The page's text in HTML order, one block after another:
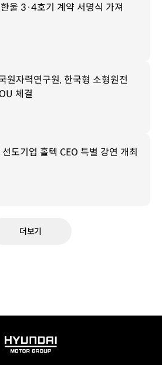
울 3·4호기 계약 서명식 가져
원자력연구원, 한국형 소형원전
체결
도기업 홀텍 CEO 특별 강연 개최
더보기
HYUNDAI